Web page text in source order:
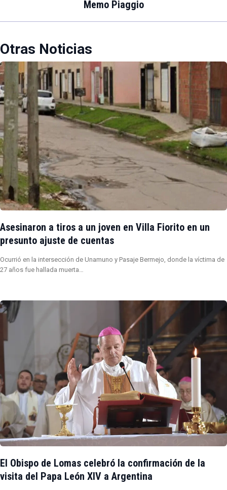
Memo Piaggio
Otras Noticias
Asesinaron a tiros a un joven en Villa Fiorito en un
presunto ajuste de cuentas
Ocurrió en la intersección de Unamuno y Pasaje Bermejo, donde la víctima de
27 años fue hallada muerta…
El Obispo de Lomas celebró la confirmación de la
visita del Papa León XIV a Argentina